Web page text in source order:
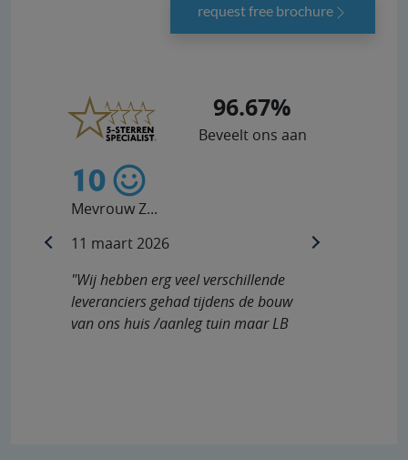
request free brochure
96.67%
Beveelt ons aan
10
Mevrouw Z...
11 maart 2026
"Wij hebben erg veel verschillende
leveranciers gehad tijdens de bouw
van ons huis /aanleg tuin maar LB
previous next